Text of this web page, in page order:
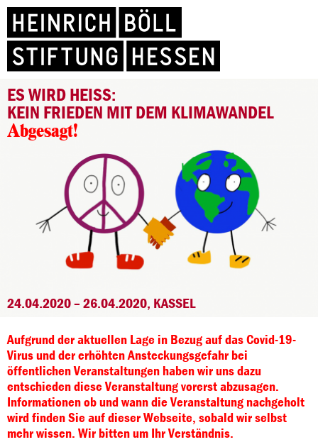
ES WIRD HEISS:
KEIN FRIEDEN MIT DEM KLIMAWANDEL
Abgesagt!
24.04.2020 – 26.04.2020, KASSEL
Aufgrund der aktuellen Lage in Bezug auf das Covid-19-
Virus und der erhöhten Ansteckungsgefahr bei
öffentlichen Veranstaltungen haben wir uns dazu
entschieden diese Veranstaltung vorerst abzusagen.
Informationen ob und wann die Veranstaltung nachgeholt
wird finden Sie auf dieser Webseite, sobald wir selbst
mehr wissen. Wir bitten um Ihr Verständnis.